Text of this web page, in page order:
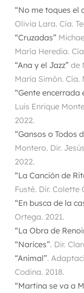
“No me toques el
Olivia Lara. Cía.
“Cruzadas”
María Heredia.
“Ana y el Jazz” de
María Simón. Cía.
“Gente encerrada
Luis Enrique
2022.
“Gansos o Todos
Montero. Dir.
2022.
“La Canción de
Fusté. Dir. Colette
“En busca de la
Ortega. 2021.
“La Obra de
“Narices”. Dir.
“Animal”.
Codina. 2018.
“Martina se va a